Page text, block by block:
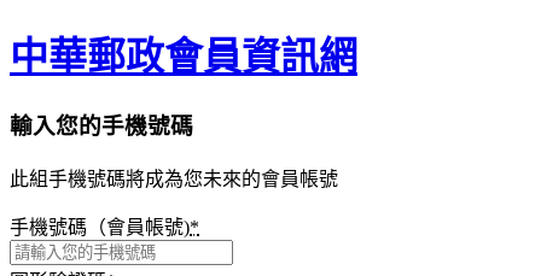
中華郵政會員資訊網
輸入您的手機號碼
此組手機號碼將成為您未來的會員帳號
手機號碼（會員帳號)*